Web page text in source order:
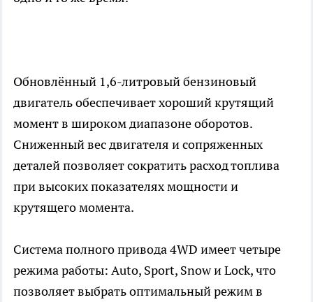
Обновлённый 1,6-литровый бензиновый
двигатель обеспечивает хороший крутящий
момент в широком диапазоне оборотов.
Сниженный вес двигателя и сопряженных
деталей позволяет сократить расход топлива
при высоких показателях мощности и
крутящего момента.
Система полного привода 4WD имеет четыре
режима работы: Auto, Sport, Snow и Lock, что
позволяет выбрать оптимальный режим в